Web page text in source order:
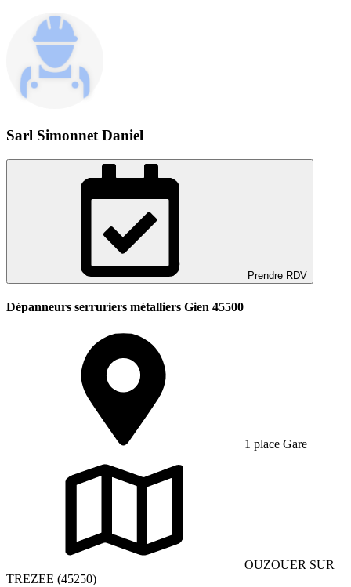
Sarl Simonnet Daniel
Prendre RDV
Dépanneurs serruriers métalliers Gien 45500
1 place Gare
OUZOUER SUR
TREZEE (45250)